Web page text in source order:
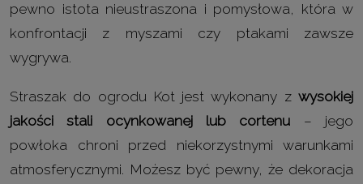
pewno istota nieustraszona i pomysłowa, która w
konfrontacji z myszami czy ptakami zawsze
wygrywa.
Straszak do ogrodu Kot jest wykonany z wysokiej
jakości stali ocynkowanej lub cortenu – jego
powłoka chroni przed niekorzystnymi warunkami
atmosferycznymi. Możesz być pewny, że dekoracja